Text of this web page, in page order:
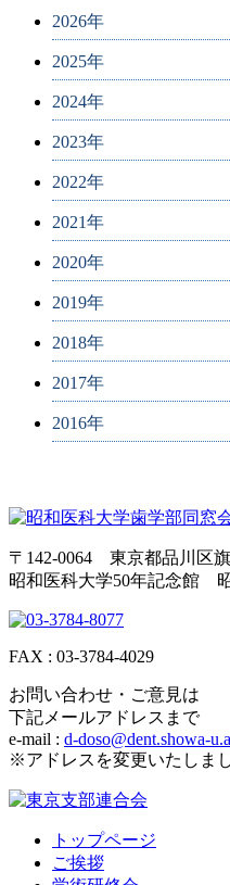
2026年
2025年
2024年
2023年
2022年
2021年
2020年
2019年
2018年
2017年
2016年
〒142-0064 東京都品川区
昭和医科大学50年記念館
FAX : 03-3784-4029
お問い合わせ・ご意見は
下記メールアドレスまで
e-mail : d-doso@dent.showa-
※アドレスを変更いたしまし
トップページ
ご挨拶